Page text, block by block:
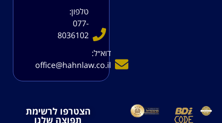
טלפון:
077-
8036102
דוא׳׳ל:
office@hahnlaw.co.il
הצטרפו לרשימת
תפוצה שלנו